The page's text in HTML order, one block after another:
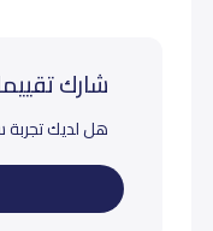
شارك
هل لديك